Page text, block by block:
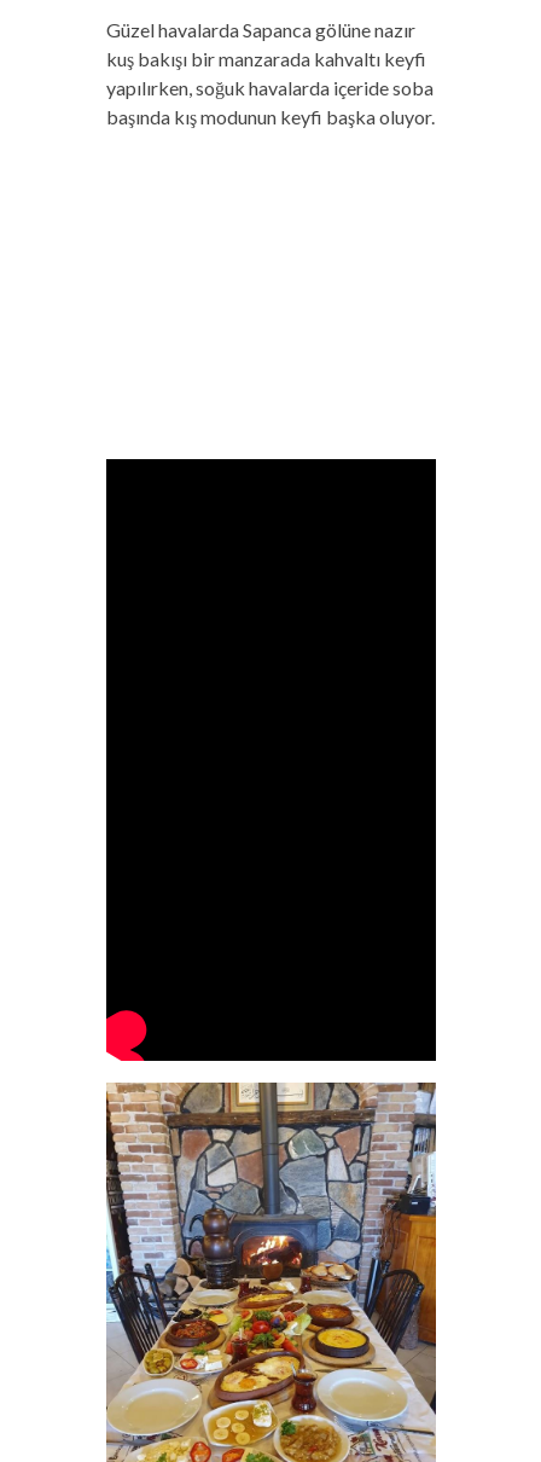
Güzel havalarda Sapanca gölüne nazır
kuş bakışı bir manzarada kahvaltı keyfi
yapılırken, soğuk havalarda içeride soba
başında kış modunun keyfi başka oluyor.